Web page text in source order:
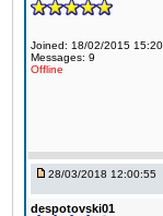
Joined: 18/02/2015
Messages: 9
Offline
28/03/2018 12:00:55
despotovski01